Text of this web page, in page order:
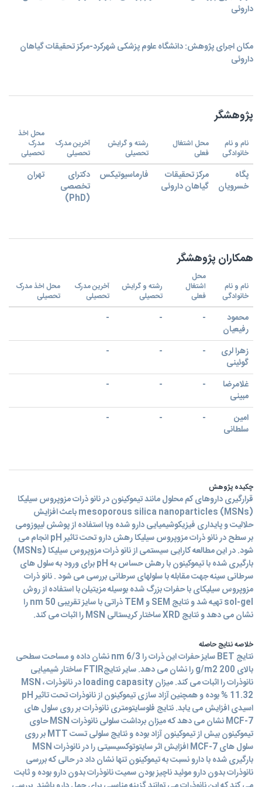
داروئی
مکان اجرای پژوهش: دانشگاه علوم پزشکی شهرکرد-مرکز تحقیقات گیاهان
داروئی
پژوهشگر
نام و نام
خانوادگی
محل اشتغال
فعلی
رشته و گرایش
تحصیلی
آخرین مدرک
تحصیلی
محل اخذ
مدرک
تحصیلی
پگاه
خسرویان
مرکز تحقیقات
گیاهان داروئی
فارماسیوتیکس
دکترای
تخصصی
(PhD)
تهران
همکاران پژوهشگر
نام و نام
خانوادگی
محل
اشتغال
فعلی
رشته و گرایش
تحصیلی
آخرین مدرک
تحصیلی
محل اخذ مدرک
تحصیلی
محمود
رفیعیان
-
-
-
زهرا لری
گوئینی
-
-
-
غلامرضا
مبینی
-
-
-
امین
سلطانی
-
-
-
چکیده پژوهش
قرارگيری داروهای کم محلول مانند تیموکینون در نانو ذرات مزوپروس سیلیکا
mesoporous silica nanoparticles (MSNs) باعث افزايش
حلاليت و پايداری فيزيکوشيميايی دارو شده وبا استفاده از پوشش لیپوزومی
بر سطح در نانو ذرات مزوپروس سیلیکا رهش دارو تحت تاثير pH انجام می
شود. در اين مطالعه کارايی سيستمی از نانو ذرات مزوپروس سیلیکا (MSNs)
بارگيری شده با تیموکینون با رهش حساس به pH برای ورود به سلول های
سرطانی سينه جهت مقابله با سلولهای سرطانی بررسی می شود . نانو ذرات
مزوپروس سيليکای با حفرات بزرگ شده بوسيله مزيتيلن با استفاده از روش
sol-gel تهيه شد و نتايج SEM و TEM ذراتی با سايز تقریبی nm 50 را
نشان می دهد و نتايج XRD ساختار کريستالی MSN را اثبات می کند.
خلاصه نتایج حاصله
نتايج BET سايز حفرات اين ذرات را nm 6/3 نشان داده و مساحت سطحی
بالای g/m2 200 را نشان می دهد. ساير نتايجFTIR ساختار شیمیایی
نانوذرات را اثبات می کند. ميزان loading capasity در نانوذرات MSN ،
11.32 % بوده و همچنين آزاد سازی تیموکینون از نانوذرات تحت تاثير pH
اسيدی افزايش می يابد. نتايج فلوسايتومتری نانوذرات بر روی سلول های
MCF-7 نشان می دهد که ميزان برداشت سلولی نانوذرات MSN حاوی
تیموکینون بيش از تیموکینون آزاد بوده و نتايج سلولی تست MTT بر روی
سلول های MCF-7 افزايش اثر سايتوتوکسيسيتی را در نانوذرات MSN
بارگيری شده با دارو نسبت به تیموکینون تنها نشان داد در حالی که بررسی
نانوذرات بدون دارو موئید ناچيز بودن سميت نانوذرات بدون دارو بوده و ثابت